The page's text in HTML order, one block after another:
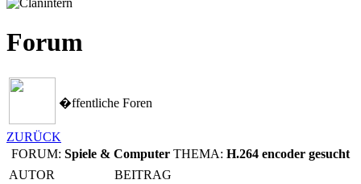
Forum
�ffentliche Foren
ZURÜCK
FORUM: Spiele & Computer THEMA: H.264 encoder gesucht
AUTOR
BEITRAG